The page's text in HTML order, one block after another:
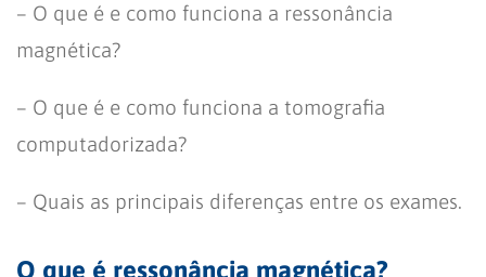
– O que é e como funciona a ressonância
magnética?
– O que é e como funciona a tomografia
computadorizada?
– Quais as principais diferenças entre os exames.
O que é ressonância magnética?